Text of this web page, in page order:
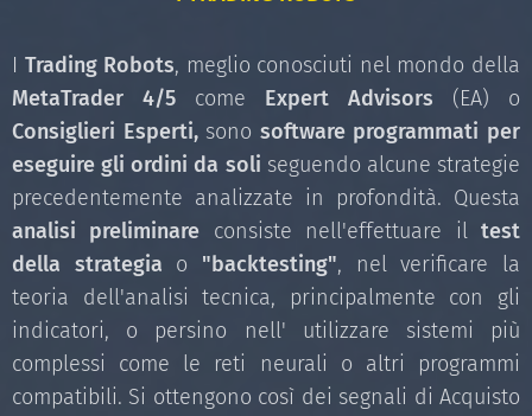
I Trading Robots, meglio conosciuti nel mondo della
MetaTrader 4/5 come Expert Advisors (EA) o
Consiglieri Esperti, sono software programmati per
eseguire gli ordini da soli seguendo alcune strategie
precedentemente analizzate in profondità. Questa
analisi preliminare consiste nell'effettuare iltest
della strategia o "backtesting", nel verificare la
teoria dell'analisi tecnica, principalmente con gli
indicatori, o persino nell' utilizzare sistemi più
complessi come le reti neurali o altri programmi
compatibili. Si ottengono così dei segnali di Acquisto